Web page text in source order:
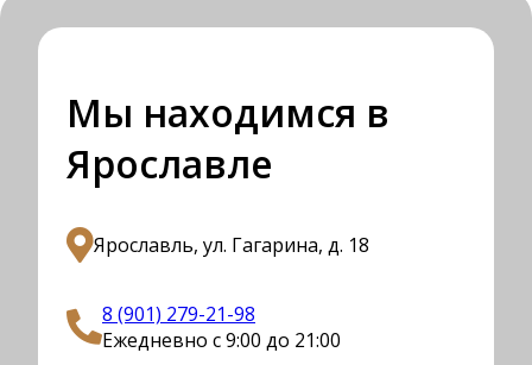
Мы находимся в
Ярославле
Ярославль, ул. Гагарина, д. 18
8 (901) 279-21-98
Ежедневно с 9:00 до 21:00